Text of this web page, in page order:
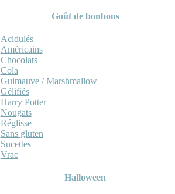
Goût de bonbons
Acidulés
Américains
Chocolats
Cola
Guimauve / Marshmallow
Gélifiés
Harry Potter
Nougats
Réglisse
Sans gluten
Sucettes
Vrac
Halloween